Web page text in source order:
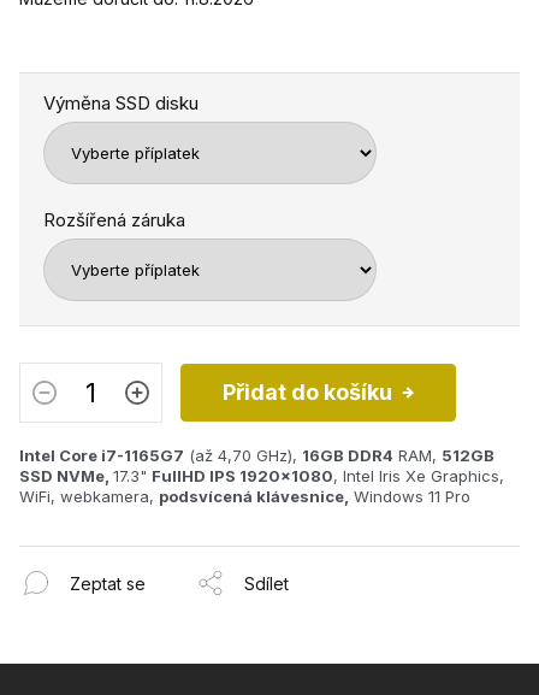
Výměna SSD disku
Rozšířená záruka
Přidat do košíku
Intel Core i7-1165G7 (až 4,70 GHz), 16GB DDR4 RAM, 512GB
SSD NVMe, 17.3" FullHD IPS 1920x1080, Intel Iris Xe Graphics,
WiFi, webkamera, podsvícená klávesnice, Windows 11 Pro
Zeptat se Sdílet